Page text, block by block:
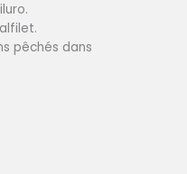
pêchés dans